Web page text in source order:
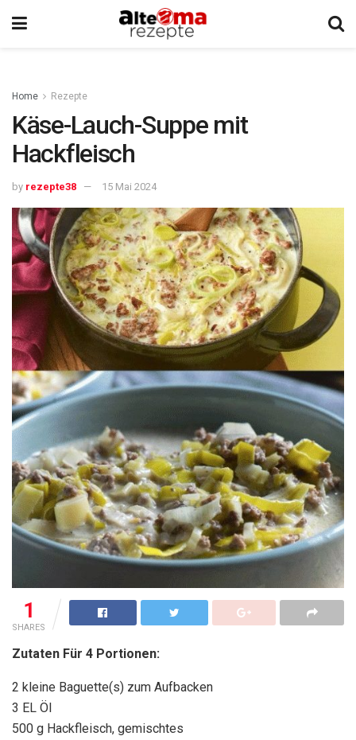
Home Rezepte
Käse-Lauch-Suppe mit
Hackfleisch
by rezepte38 15 Mai 2024
1
SHARES
Zutaten Für 4 Portionen:
2 kleine Baguette(s) zum Aufbacken
3 EL Öl
500 g Hackfleisch, gemischtes